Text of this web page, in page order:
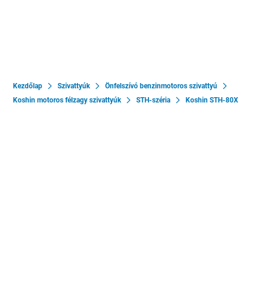
Kezdőlap Szivattyúk
Önfelszívó benzinmotoros szivattyú
Koshin motoros félzagy szivattyúk
STH-széria Koshin STH-80X